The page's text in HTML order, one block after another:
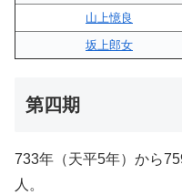
山上憶良
坂上郎女
第四期
733年（天平5年）から
人。